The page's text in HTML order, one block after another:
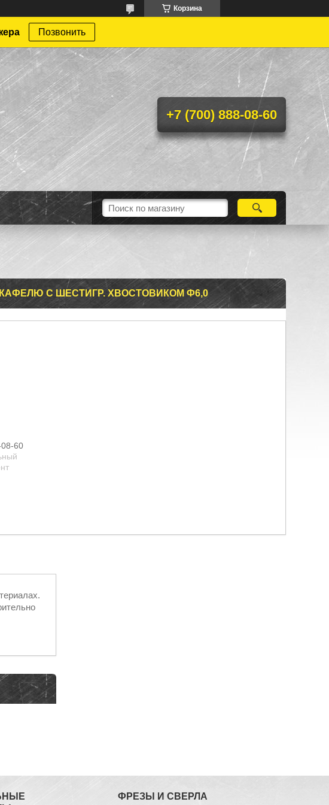
Корзина
Позвонить
+7 (700) 888-08-60
С ШЕСТИГР. ХВОСТОВИКОМ Ф6,0
60
ФРЕЗЫ И СВЕРЛА